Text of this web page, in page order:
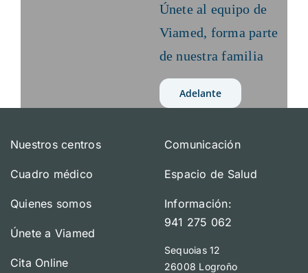
Únete al equipo de
Viamed, forma parte
de nuestra familia
Adelante
Nuestros centros
Cuadro médico
Quienes somos
Únete a Viamed
Cita Online
Comunicación
Espacio de Salud
Información:
941 275 062
Sequoias 12
26008 Logroño